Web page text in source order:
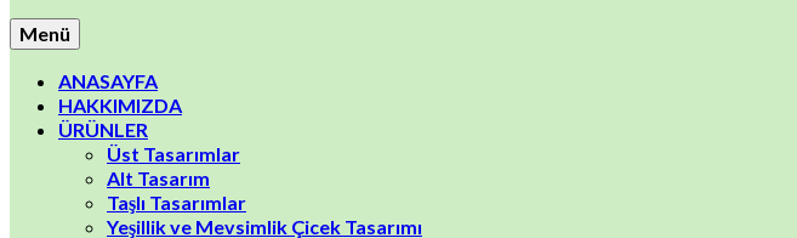
Menü
ANASAYFA
HAKKIMIZDA
ÜRÜNLER
Üst Tasarımlar
Alt Tasarım
Taşlı Tasarımlar
Yeşillik ve Mevsimlik Çicek Tasarımı